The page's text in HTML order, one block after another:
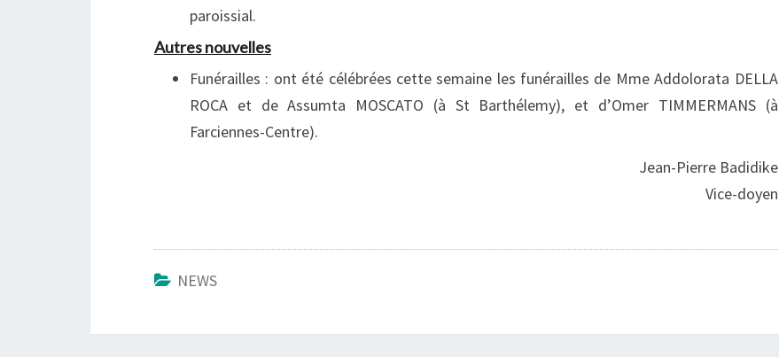
paroissial.
Autres nouvelles
Funérailles : ont été célébrées cette semaine les funérailles de Mme Addolorata DELLA
ROCA et de Assumta MOSCATO (à St Barthélemy), et d’Omer TIMMERMANS (à
Farciennes-Centre).
Jean-Pierre Badidike
Vice-doyen
NEWS